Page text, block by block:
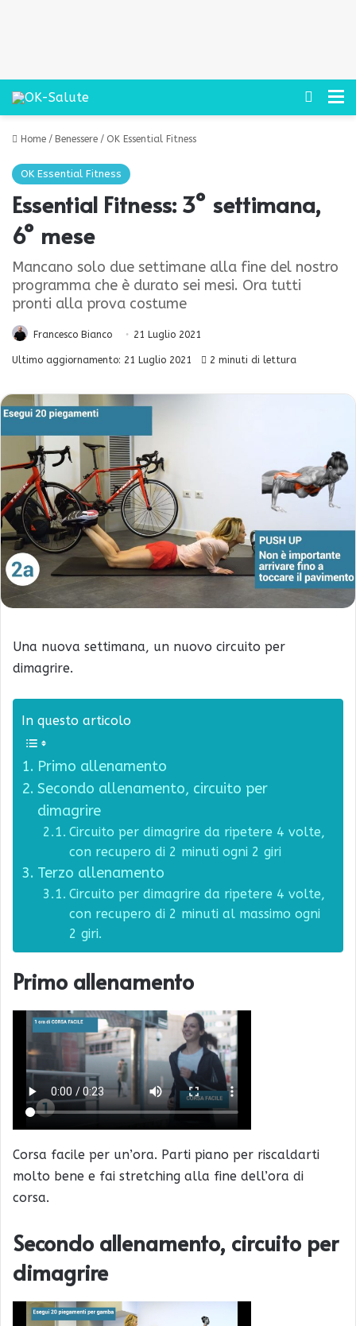
Cerca
Home / Benessere / OK Essential Fitness
OK Essential Fitness
Essential Fitness: 3° settimana,
6° mese
Mancano solo due settimane alla fine del nostro
programma che è durato sei mesi. Ora tutti
pronti alla prova costume
Francesco Bianco 21 Luglio 2021
Ultimo aggiornamento: 21 Luglio 2021 2 minuti di lettura
Una nuova settimana, un nuovo circuito per
dimagrire.
In questo articolo
Primo allenamento
Secondo allenamento, circuito per
dimagrire
Circuito per dimagrire da ripetere 4 volte,
con recupero di 2 minuti ogni 2 giri
Terzo allenamento
Circuito per dimagrire da ripetere 4 volte,
con recupero di 2 minuti al massimo ogni
2 giri.
Primo allenamento
Corsa facile per un’ora. Parti piano per riscaldarti
molto bene e fai stretching alla fine dell’ora di
corsa.
Secondo allenamento, circuito per
dimagrire